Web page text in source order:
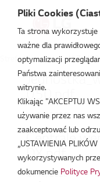
Strefa Klimatyzacji /LZ-
050.pdf
lut 19, 2026
Centrale
DX.pdf
lut 19, 2026
Pliki Cookies
Ta strona
ważne dla
optymalizacji
Państwa
witrynie.
Klikając "AKCEPTUJ
używanie przez nas
zaakceptować lub
„USTAWIENIA
wykorzystywanych
dokumencie Polityce